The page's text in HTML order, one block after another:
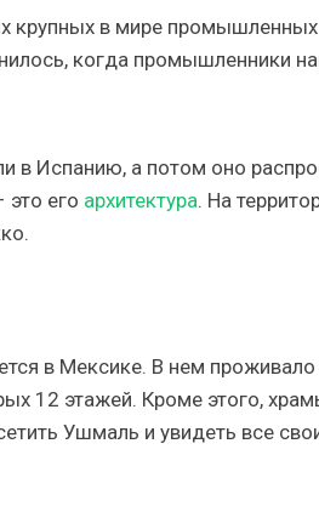
крупных в мире
когда промышленники
в Испанию, а потом оно
это его архитектура. На
в Мексике. В нем
12 этажей. Кроме этого,
Ушмаль и увидеть все